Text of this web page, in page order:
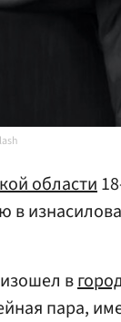
области
в
в
пара,